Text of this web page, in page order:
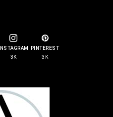
INSTAGRAM
3K
PINTEREST
3K